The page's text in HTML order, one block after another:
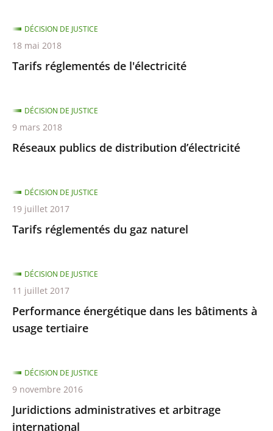
Tarifs réglementés de l'électricité
DÉCISION DE JUSTICE
18 mai 2018
Réseaux publics de distribution d’électricité
DÉCISION DE JUSTICE
9 mars 2018
Tarifs réglementés du gaz naturel
DÉCISION DE JUSTICE
19 juillet 2017
Performance énergétique dans les bâtiments à
usage tertiaire
DÉCISION DE JUSTICE
11 juillet 2017
Juridictions administratives et arbitrage
international
DÉCISION DE JUSTICE
9 novembre 2016